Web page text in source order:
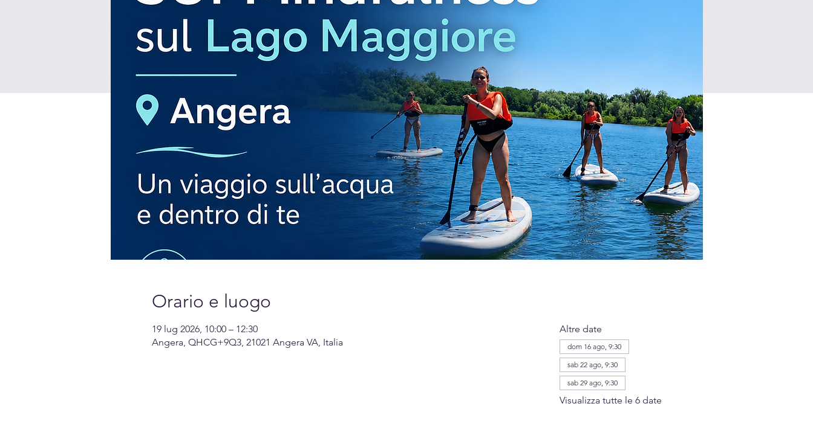
Orario e luogo
19 lug 2026, 10:00 – 12:30
Angera, QHCG+9Q3, 21021 Angera VA, Italia
Altre date
dom 16 ago, 9:30
sab 22 ago, 9:30
sab 29 ago, 9:30
Visualizza tutte le 6 date